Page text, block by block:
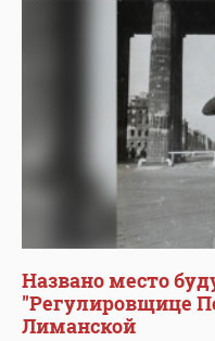
Названо место
"Регулировщице
Лиманской